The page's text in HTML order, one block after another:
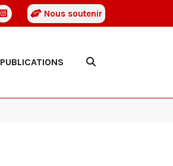
Nous soutenir
PUBLICATIONS